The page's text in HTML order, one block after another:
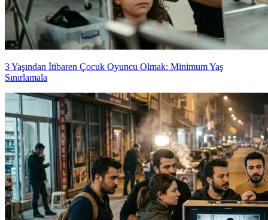
3 Yaşından İtibaren Çocuk Oyuncu Olmak: Minimum Yaş
Sınırlamala